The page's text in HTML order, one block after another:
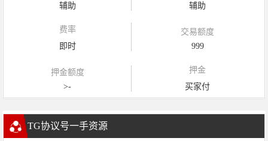
辅助
辅助
费率
即时
交易额度
999
押金额度
>-
押金
买家付
TG协议号一手资源